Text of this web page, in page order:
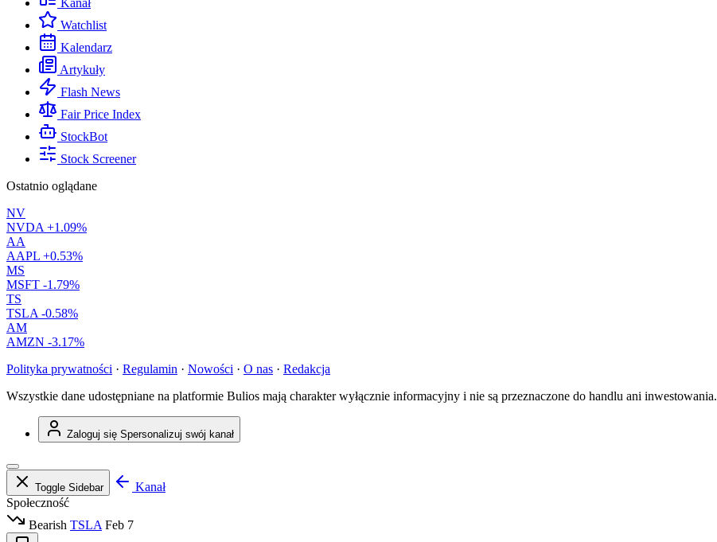
Kanał
Watchlist
Kalendarz
Artykuły
Flash News
Fair Price Index
StockBot
Stock Screener
Ostatnio oglądane
NV
NVDA +1.09%
AA
AAPL +0.53%
MS
MSFT -1.79%
TS
TSLA -0.58%
AM
AMZN -3.17%
Polityka prywatności · Regulamin · Nowości · O nas · Redakcja
Wszystkie dane udostępniane na platformie Bulios mają charakter wyłącznie informacyjny i nie są przeznaczone do handlu ani inwestowania.
Zaloguj się Spersonalizuj swój kanał
Toggle Sidebar
Kanał
Społeczność
Bearish TSLA Feb 7